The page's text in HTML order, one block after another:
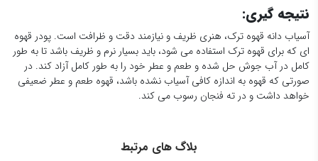
نتیجه گیری:
آسیاب دانه قهوه ترک، هنری ظریف و نیازمند دقت و ظرافت است. پودر قهوه
ای که برای قهوه ترک استفاده می شود، باید بسیار نرم و ظریف باشد تا به طور
کامل در آب جوش حل شده و طعم و عطر خود را به طور کامل آزاد کند. در
صورتی که قهوه به اندازه کافی آسیاب نشده باشد، قهوه طعم و عطر ضعیفی
خواهد داشت و در ته فنجان رسوب می کند.
بلاگ های مرتبط